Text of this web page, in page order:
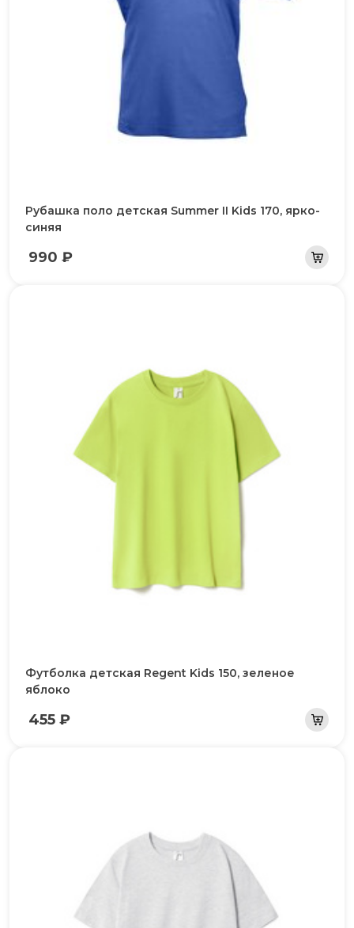
Рубашка поло детская Summer II Kids 170, ярко-
синяя
990 ₽
Футболка детская Regent Kids 150, зеленое
яблоко
455 ₽